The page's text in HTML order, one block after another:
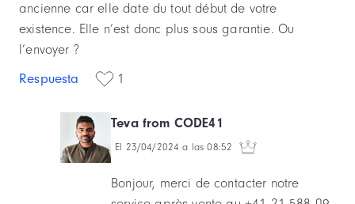
ancienne car elle date du tout début de votre
existence. Elle n’est donc plus sous garantie. Ou
l’envoyer ?
Respuesta
1
Teva from CODE41
El 23/04/2024 a las 08:52
Bonjour, merci de contacter notre